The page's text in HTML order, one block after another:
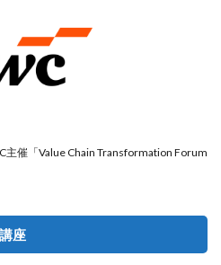
主催「Value Chain Transformation Forum
座